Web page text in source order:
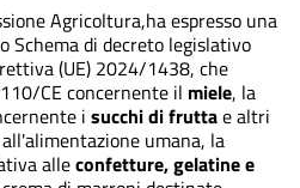
Agricoltura,ha espresso una
Schema di decreto legislativo
(UE) 2024/1438, che
CE concernente il miele, la
i succhi di fruttae altri
umana, la
alleconfetture, gelatine e